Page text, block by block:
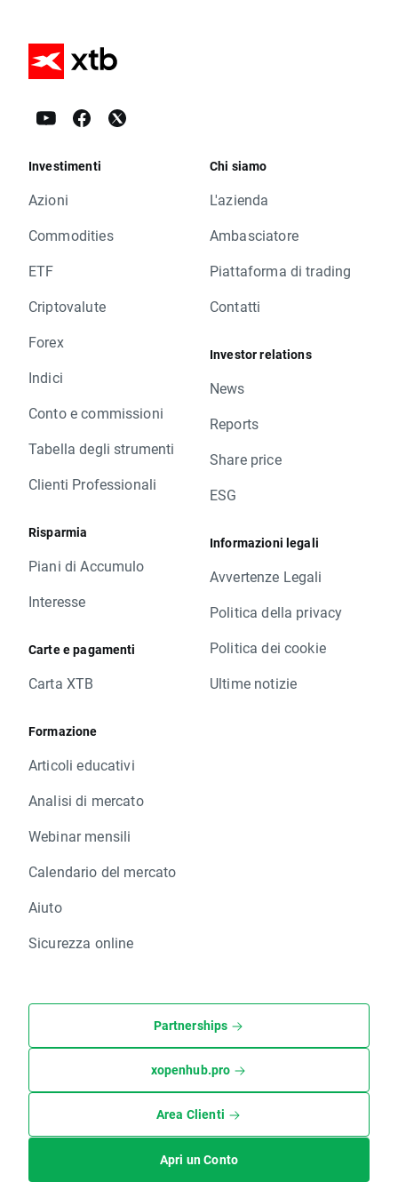
Investimenti
Azioni
Commodities
ETF
Criptovalute
Forex
Indici
Conto e commissioni
Tabella degli strumenti
Clienti Professionali
Risparmia
Piani di Accumulo
Interesse
Carte e pagamenti
Carta XTB
Formazione
Articoli educativi
Analisi di mercato
Webinar mensili
Calendario del mercato
Aiuto
Sicurezza online
Chi siamo
L'azienda
Ambasciatore
Piattaforma di trading
Contatti
Investor relations
News
Reports
Share price
ESG
Informazioni legali
Avvertenze Legali
Politica della privacy
Politica dei cookie
Ultime notizie
Partnerships
xopenhub.pro
Area Clienti
Apri un Conto